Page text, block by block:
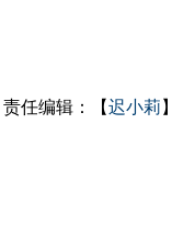
责任编辑：【迟小莉 】